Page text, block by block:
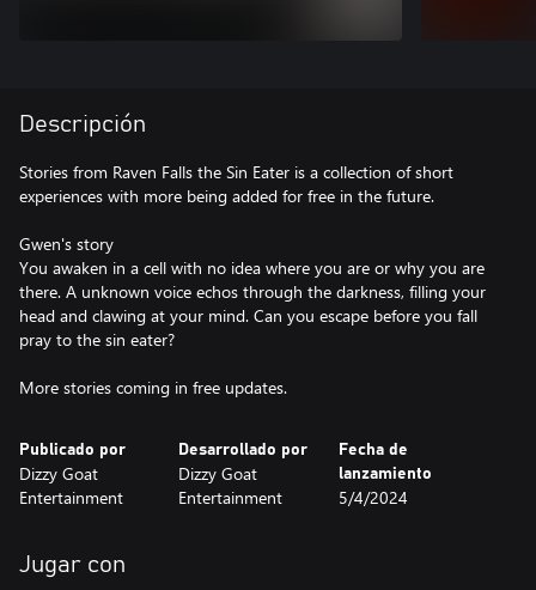
Descripción
Stories from Raven Falls the Sin Eater is a collection of short
experiences with more being added for free in the future.
Gwen's story
You awaken in a cell with no idea where you are or why you are
there. A unknown voice echos through the darkness, filling your
head and clawing at your mind. Can you escape before you fall
pray to the sin eater?
More stories coming in free updates.
Publicado por
Dizzy Goat
Entertainment
Desarrollado por
Dizzy Goat
Entertainment
Fecha de
lanzamiento
5/4/2024
Jugar con